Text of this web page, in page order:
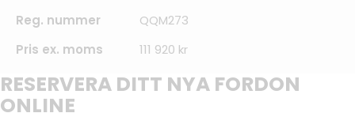
Reg. nummer
QQM273
Pris ex. moms
111 920 kr
RESERVERA DITT NYA FORDON
ONLINE